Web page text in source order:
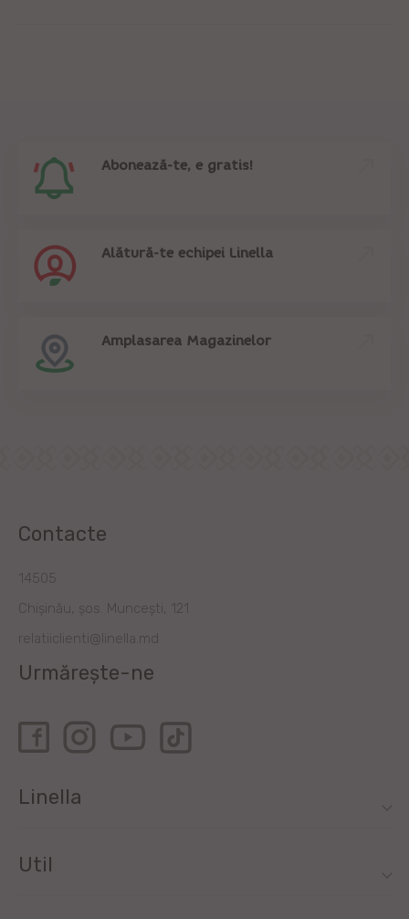
Abonează-te, e gratis!
Alătură-te echipei Linella
Amplasarea Magazinelor
Contacte
14505
Chișinău, șos. Muncești, 121
relatiiclienti@linella.md
Urmărește-ne
Linella
Util